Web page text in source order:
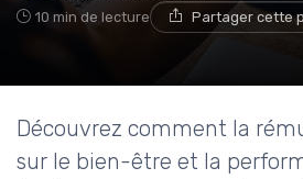
10 min de lecture Partager cette
Découvrez comment la
sur le bien-être et la